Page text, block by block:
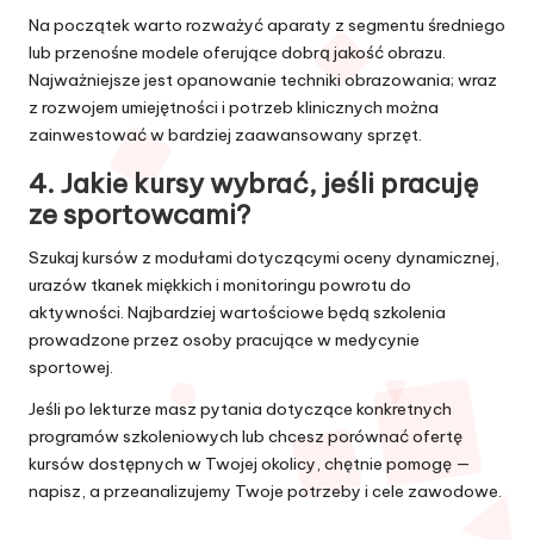
Na początek warto rozważyć aparaty z segmentu średniego
lub przenośne modele oferujące dobrą jakość obrazu.
Najważniejsze jest opanowanie techniki obrazowania; wraz
z rozwojem umiejętności i potrzeb klinicznych można
zainwestować w bardziej zaawansowany sprzęt.
4. Jakie kursy wybrać, jeśli pracuję
ze sportowcami?
Szukaj kursów z modułami dotyczącymi oceny dynamicznej,
urazów tkanek miękkich i monitoringu powrotu do
aktywności. Najbardziej wartościowe będą szkolenia
prowadzone przez osoby pracujące w medycynie
sportowej.
Jeśli po lekturze masz pytania dotyczące konkretnych
programów szkoleniowych lub chcesz porównać ofertę
kursów dostępnych w Twojej okolicy, chętnie pomogę —
napisz, a przeanalizujemy Twoje potrzeby i cele zawodowe.